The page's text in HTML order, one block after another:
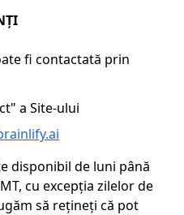
fi contactată prin
a Site-ului
disponibil de luni până
cu excepția zilelor de
să rețineți că pot